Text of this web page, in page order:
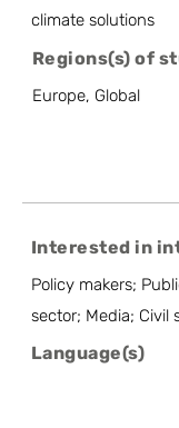
climate solutions
Regions(s) of
Europe, Global
Interested in
Policy makers;
sector; Media; Civil
Language(s)